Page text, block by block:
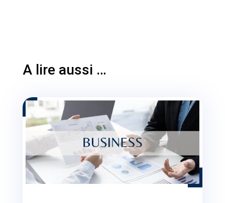
A lire aussi …